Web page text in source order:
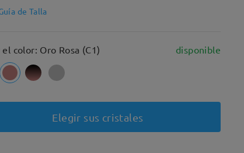
de Talla
color: Oro Rosa (C1) disponible
Elegir sus cristales